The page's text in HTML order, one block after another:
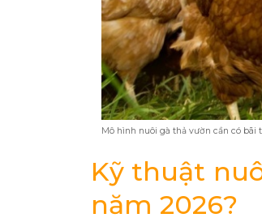
Mô hình nuôi gà thả vườn cần có
Kỹ thuật
năm 2026?